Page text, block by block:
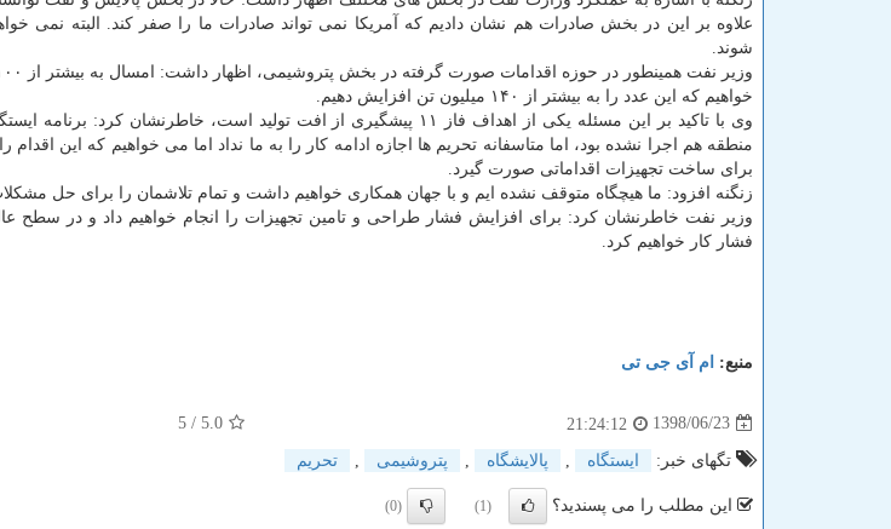
علاوه بر این در بخش صادرات هم نشان دادیم كه آمریكا نمی تواند صادرات ما را صفر كند. البته نمی
شوند.
خواهیم كه این عدد را به بیشتر از ۱۴۰ میلیون تن افزایش دهیم.
وی با تاكید بر این مسئله یكی از اهداف فاز ۱۱ پیشگیری از افت تولید است، خاطرنشان
منطقه هم اجرا نشده بود، اما متاسفانه تحریم ها اجازه ادامه كار را به ما نداد اما می خواهیم كه این
برای ساخت تجهیزات اقداماتی صورت گیرد.
زنگنه افزود: ما هیچگاه متوقف نشده ایم و با جهان همكاری خواهیم داشت و تمام تلاشمان را برای حل
وزیر نفت خاطرنشان كرد: برای افزایش فشار طراحی و تامین تجهیزات را انجام خواهیم داد و در سطح
فشار كار خواهیم كرد.
منبع: ام آی جی تی
1398/06/23
21:24:12
5.0
/ 5
تگهای خبر: ایستگاه پالایشگاه پتروشیمی تحریم
این مطلب را می پسندید؟ (1)
(0)